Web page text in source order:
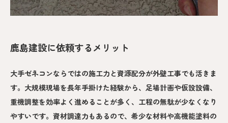
鹿島建設に依頼するメリット
大手ゼネコンならではの施工力と資源配分が外壁工事でも活きま
す。大規模現場を長年手掛けた経験から、足場計画や仮設設備、
重機調整を効率よく進めることが多く、工程の無駄が少なくなり
やすいです。資材調達力もあるので、希少な材料や高機能塗料の